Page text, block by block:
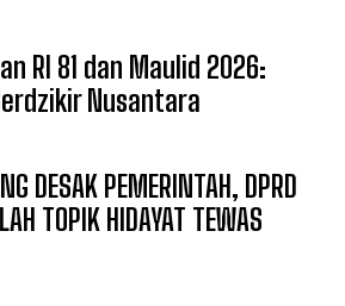
RI 81 dan Maulid 2026:
Nusantara
DESAK PEMERINTAH, DPRD
TOPIK HIDAYAT TEWAS